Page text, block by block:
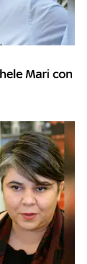
Mari con